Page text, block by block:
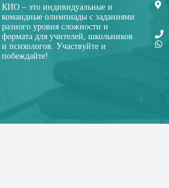
КИО – это индивидуальные и
командные олимпиады с заданиями
разного уровня сложности и
формата для учителей, школьников
и психологов. Участвуйте и
побеждайте!